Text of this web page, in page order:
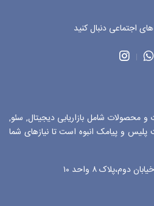
محصولات شامل بازاریابی دیجیتال, سئو,
و پیامک انبوه است تا نیازهای شما
دوم،پلاک ۸ واحد ۱۰
اجتماعی دنبال کنید